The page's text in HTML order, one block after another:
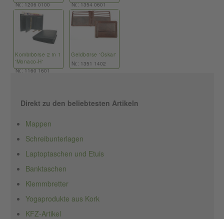
Nr.: 1206 0100 Nr.: 1354 0601
Kombibörse 2 in 1
'Monaco-H'
Nr.: 1160 1601
Geldbörse 'Oskar'
Nr.: 1351 1402
Direkt zu den beliebtesten Artikeln
Mappen
Schreibunterlagen
Laptoptaschen und Etuis
Banktaschen
Klemmbretter
Yogaprodukte aus Kork
KFZ-Artikel